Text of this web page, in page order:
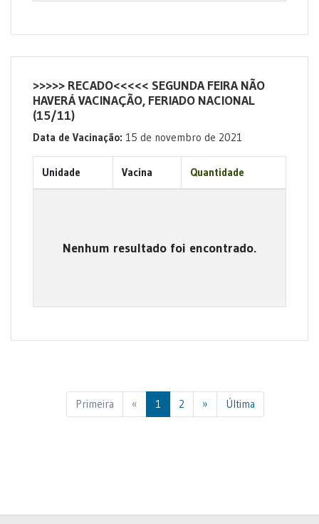
>>>>> RECADO<<<<< SEGUNDA FEIRA NÃO
HAVERÁ VACINAÇÃO, FERIADO NACIONAL
(15/11)
Data de Vacinação: 15 de novembro de 2021
Unidade Vacina Quantidade
Nenhum resultado foi encontrado.
Primeira «Previous
1 2 »NextÚltima